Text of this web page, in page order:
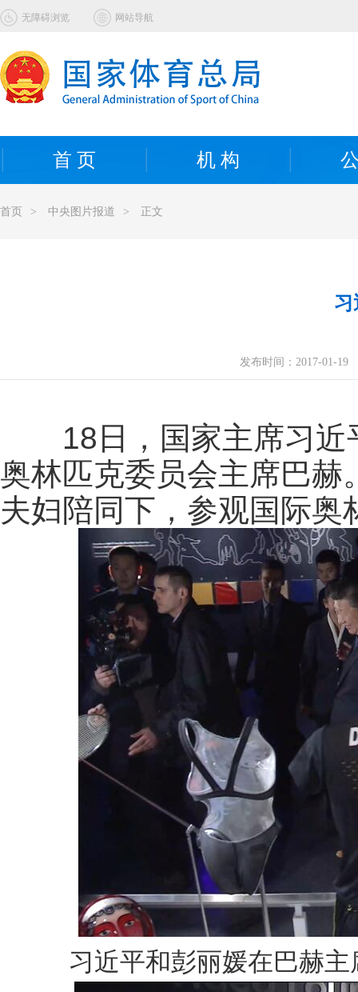
无障碍浏览 网站导航
首 页 机 构
首页 > 中央图片报道 > 正文
习
发布时间： 2017-01-19
18日，国家主席习近
奥林匹克委员会主席巴赫
夫妇陪同下，参观国际奥
习近平和彭丽媛在巴赫